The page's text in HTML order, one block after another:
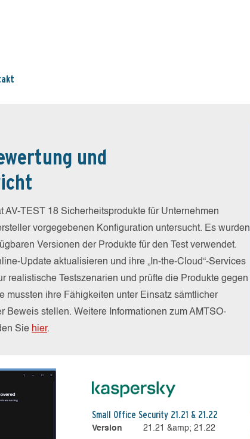
und
AV-TEST 18 Sicherheitsprodukte für Unternehmen
vorgegebenen Konfiguration untersucht. Es wurden
Versionen der Produkte für den Test verwendet.
Update aktualisieren und ihre „In-the-Cloud“-Services
realistische Testszenarien und prüfte die Produkte gegen
mussten ihre Fähigkeiten unter Einsatz sämtlicher
Beweis stellen. Weitere Informationen zum AMTSO-
Sie hier.
Small Office Security 21.21 & 21.22
Version
21.21 &amp; 21.22